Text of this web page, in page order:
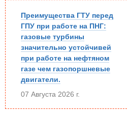
Преимущества ГТУ перед
ГПУ при работе на ПНГ:
газовые турбины
значительно устойчивей
при работе на нефтяном
газе чем газопоршневые
двигатели.
07 Августа 2026 г.